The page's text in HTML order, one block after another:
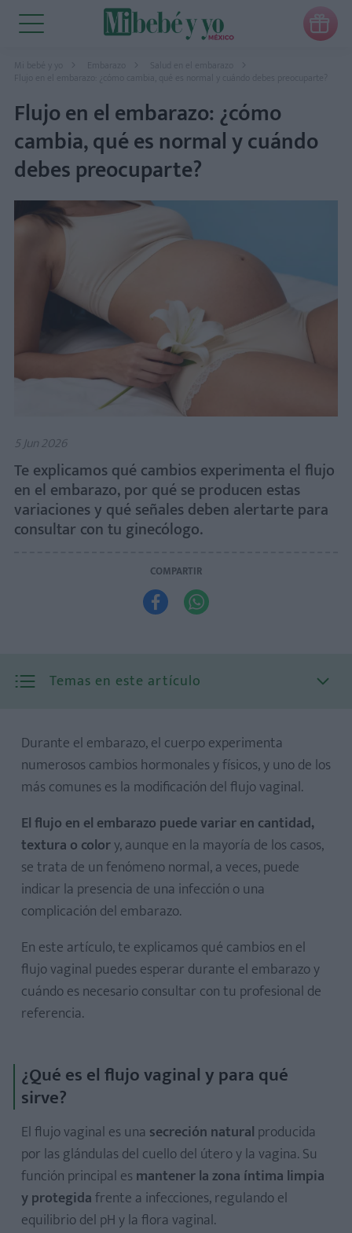

Mi bebé y yo Embarazo
Flujo en el embarazo: ¿cómo cambia, qué es normal y cuándo debes preocuparte?
Flujo en el embarazo: ¿cómo
cambia, qué es normal y cuándo
debes preocuparte?
5 Jun 2026
Te explicamos qué cambios experimenta el flujo
en el embarazo, por qué se producen estas
variaciones y qué señales deben alertarte para
consultar con tu ginecólogo.
COMPARTIR
 
Temas en este artículo
1. Cambios hormonales
2. Mayor irrigación sanguínea
3. Protección natural frente a infecciones
4. Formación del tapón mucoso
5. Preparación para el parto
flujo vaginal
Segundo trimestre: aumento de la producción del flujo
vaginal
Tercer trimestre: señales de preparación para el parto
Durante el embarazo, el cuerpo experimenta
numerosos cambios hormonales y físicos, y uno de los
más comunes es la modificación del flujo vaginal.
El flujo en el embarazo puede variar en cantidad,
textura o colory, aunque en la mayoría de los casos,
se trata de un fenómeno normal, a veces, puede
indicar la presencia de una infección o una
complicación del embarazo.
En este artículo, te explicamos qué cambios en el
flujo vaginal puedes esperar durante el embarazo y
cuándo es necesario consultar con tu profesional de
referencia.
¿Qué es el flujo vaginal y para qué
sirve?
El flujo vaginal es una secreción natural producida
por las glándulas del cuello del útero y la vagina. Su
función principal es mantener la zona íntima limpia
y protegidafrente a infecciones, regulando el
equilibrio del pH y la flora vaginal.